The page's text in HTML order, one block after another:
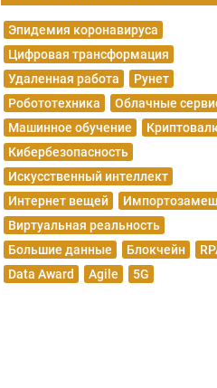
Эпидемия коронавируса
Цифровая трансформация
Удаленная работа
Рунет
Робототехника
Облачные
Машинное обучение
Кибербезопасность
Искусственный интеллект
Интернет вещей
Виртуальная реальность
Большие данные
Блокчейн
Data Award
Agile 5G